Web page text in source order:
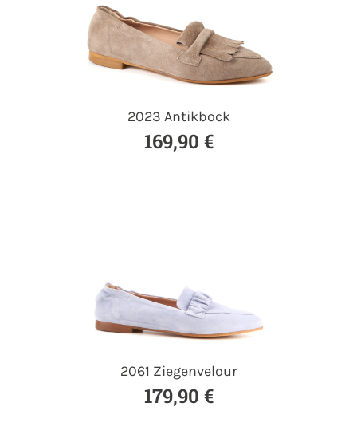
2023 Antikbock
169,90 €
2061 Ziegenvelour
179,90 €